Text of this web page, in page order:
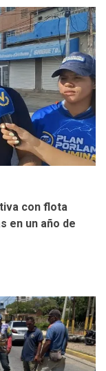
con flota
en un año de